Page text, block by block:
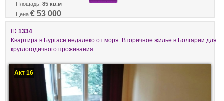
Площадь: 85 кв.м
Цена € 53 000
ID 1334
Квартира в Бургасе недалеко от моря. Вторичное жилье в Болгарии для
круглогодичного проживания.
Акт 16